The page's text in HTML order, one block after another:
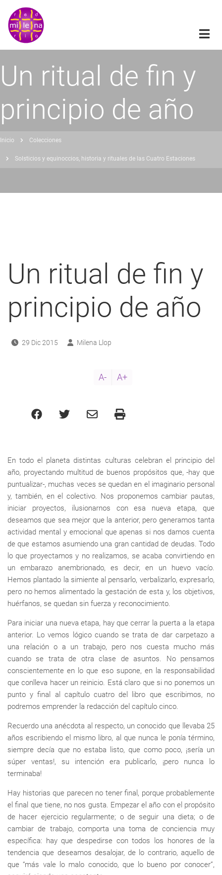
Pasar
contenido
principal
Un ritual de fin y
principio de año
Inicio Colecciones
Solsticios y equinoccios, historia y rituales de las Cuatro Estaciones
Un ritual de fin y
principio de año
29 Dic 2015 Milena Llop
A- A+
En todo el planeta distintas culturas celebran el principio del
año, proyectando multitud de buenos propósitos que, -hay que
puntualizar-, muchas veces se quedan en el imaginario personal
y, también, en el colectivo. Nos proponemos cambiar pautas,
iniciar proyectos, ilusionarnos con esa nueva etapa, que
deseamos que sea mejor que la anterior, pero generamos tanta
actividad mental y emocional que apenas si nos damos cuenta
de que estamos asumiendo una gran cantidad de deudas. Todo
lo que proyectamos y no realizamos, se acaba convirtiendo en
un embarazo anembrionado, es decir, en un huevo vacío.
Hemos plantado la simiente al pensarlo, verbalizarlo, expresarlo,
pero no hemos alimentado la gestación de esta y, los objetivos,
huérfanos, se quedan sin fuerza y reconocimiento.
Para iniciar una nueva etapa, hay que cerrar la puerta a la etapa
anterior. Lo vemos lógico cuando se trata de dar carpetazo a
una relación o a un trabajo, pero nos cuesta mucho más
cuando se trata de otra clase de asuntos. No pensamos
conscientemente en lo que eso supone, en la responsabilidad
que conlleva hacer un reinicio. Está claro que si no ponemos un
punto y final al capítulo cuatro del libro que escribimos, no
podremos emprender la redacción del capítulo cinco.
Recuerdo una anécdota al respecto, un conocido que llevaba 25
años escribiendo el mismo libro, al que nunca le ponía término,
siempre decía que no estaba listo, que como poco, ¡sería un
súper ventas!, su intención era publicarlo, ¡pero nunca lo
terminaba!
Hay historias que parecen no tener final, porque probablemente
el final que tiene, no nos gusta. Empezar el año con el propósito
de hacer ejercicio regularmente; o de seguir una dieta; o de
cambiar de trabajo, comporta una toma de conciencia muy
específica: hay que despedirse con todos los honores de la
tendencia que deseamos desalojar, de lo contrario, aquello de
que “más vale lo malo conocido, que lo bueno por conocer”,